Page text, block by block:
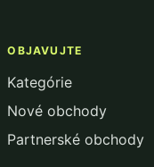
OBJAVUJTE
Kategórie
Nové obchody
Partnerské obchody